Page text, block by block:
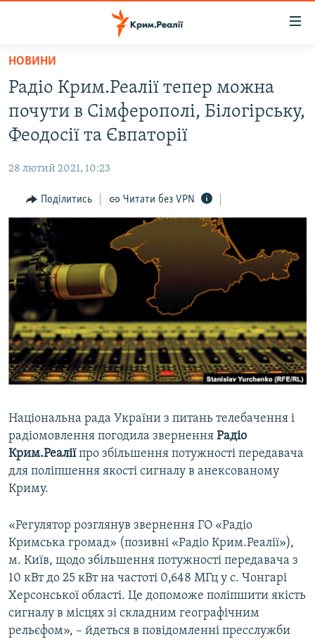
Перейти
основного
матеріалу
Перейти
до
основної
Перейти
до
пошуку
ВОДА.КРИМ
ВІДЕО ТА ФОТО
БЛОГИ
ПОГЛЯД
ІНТЕРВ'Ю
ВСЕ ЗА ДЕНЬ
СПЕЦПРОЕКТИ
ДЕПОРТАЦІЯ
ВІДЕОУРОКИ «ELIFBE»
СВІДЧЕННЯ ОКУПАЦІЇ
УКРАЇНСЬКА ПРОБЛЕМА КРИМУ
ЯК ОБІЙТИ БЛОКУВАННЯ
Русский
Qırımtatar
Усі сайти RFE/RL
НОВИНИ
Радіо Крим.Реалії тепер можна
почути в Сімферополі, Білогірську,
Феодосії та Євпаторії
28 лютий 2021, 10:23
Поділитись Читати без VPN
Національна рада України з питань телебачення і
радіомовлення погодила звернення Радіо
Крим.Реаліїпро збільшення потужності передавача
для поліпшення якості сигналу в анексованому
Криму.
«Регулятор розглянув звернення ГО «Радіо
Кримська громад» (позивні «Радіо Крим.Реалії»),
м. Київ, щодо збільшення потужності передавача з
10 кВт до 25 кВт на частоті 0,648 МГц у с. Чонгарі
Херсонської області. Це допоможе поліпшити якість
сигналу в місцях зі складним географічним
рельєфом», – йдеться в повідомленні пресслужби